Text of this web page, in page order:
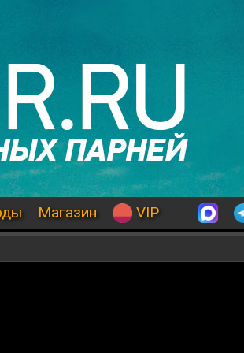
Магазин VIP